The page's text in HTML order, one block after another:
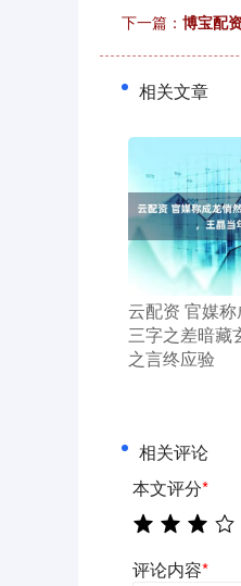
下一篇： 博宝配
相关文章
云配资 官媒称
三字之差暗藏
之言终应验
相关评论
本文评分*
评论内容*